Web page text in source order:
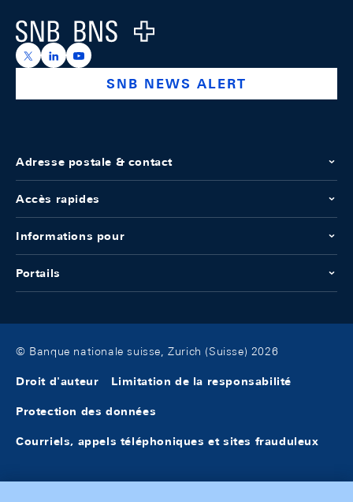
Logo
https://x.com/snb_bns
https://ch.linkedin.com/company/swiss-national-
https://www.youtube.com/@swissnationalbank
SNB NEWS ALERT
Adresse postale & contact
Accès rapides
Informations pour
Portails
© Banque nationale suisse, Zurich (Suisse) 2026
Droit d'auteur Limitation de la responsabilité
Protection des données
Courriels, appels téléphoniques et sites frauduleux